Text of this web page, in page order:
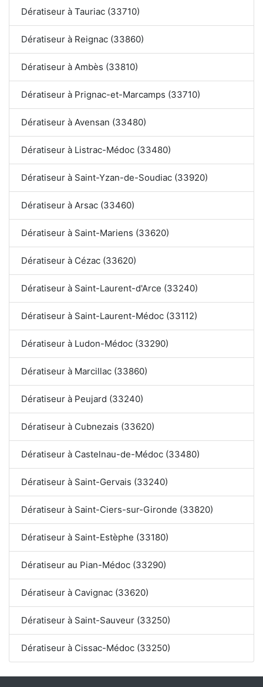
Dératiseur à Tauriac (33710)
Dératiseur à Reignac (33860)
Dératiseur à Ambès (33810)
Dératiseur à Prignac-et-Marcamps (33710)
Dératiseur à Avensan (33480)
Dératiseur à Listrac-Médoc (33480)
Dératiseur à Saint-Yzan-de-Soudiac (33920)
Dératiseur à Arsac (33460)
Dératiseur à Saint-Mariens (33620)
Dératiseur à Cézac (33620)
Dératiseur à Saint-Laurent-d'Arce (33240)
Dératiseur à Saint-Laurent-Médoc (33112)
Dératiseur à Ludon-Médoc (33290)
Dératiseur à Marcillac (33860)
Dératiseur à Peujard (33240)
Dératiseur à Cubnezais (33620)
Dératiseur à Castelnau-de-Médoc (33480)
Dératiseur à Saint-Gervais (33240)
Dératiseur à Saint-Ciers-sur-Gironde (33820)
Dératiseur à Saint-Estèphe (33180)
Dératiseur au Pian-Médoc (33290)
Dératiseur à Cavignac (33620)
Dératiseur à Saint-Sauveur (33250)
Dératiseur à Cissac-Médoc (33250)